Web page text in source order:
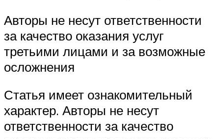
Авторы не несут ответственности
за качество оказания услуг
третьими лицами и за возможные
осложнения
Статья имеет ознакомительный
характер. Авторы не несут
ответственности за качество